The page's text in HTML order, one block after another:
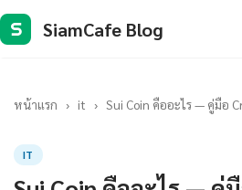
S SiamCafe Blog
หน้าแรก › it › Sui Coin คืออะไร — คู่มือ
IT